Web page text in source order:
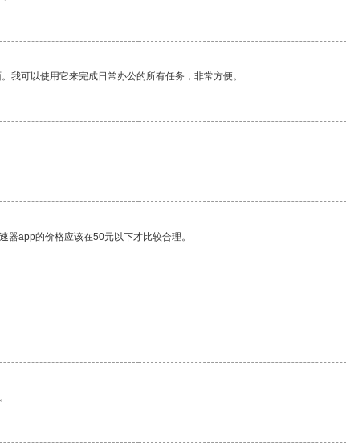
我可以使用它来完成日常办公的所有任务，非常方便。
app的价格应该在50元以下才比较合理。